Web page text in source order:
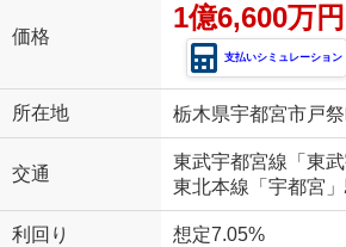
価格
1億6,600万円
支払いシミュレーション
所在地 栃木県宇都宮市戸
交通
東武宇都宮線「東
東北本線「宇都宮
利回り 想定7.05%